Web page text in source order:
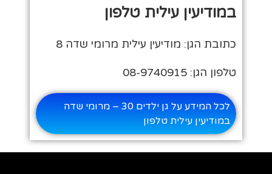
במודיעין עילית טלפון
כתובת הגן: מודיעין עילית מרומי שדה 8
טלפון הגן: 08-9740915
לכל המידע על גן ילדים 30 – מרומי שדה
במודיעין עילית טלפון